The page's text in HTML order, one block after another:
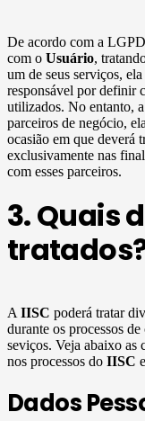
De acordo com a
com o Usuário,
um de seus serviços,
responsável por definir
utilizados. No entanto,
parceiros de negócio,
ocasião em que deverá
exclusivamente nas
com esses parceiros.
3. Quais
A IISC poderá tratar
durante os processos
seviços. Veja abaixo as
nos processos do IISC
Dados